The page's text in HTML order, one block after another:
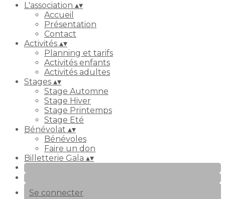
L'association ▴▾
Accueil
Présentation
Contact
Activités ▴▾
Planning et tarifs
Activités enfants
Activités adultes
Stages ▴▾
Stage Automne
Stage Hiver
Stage Printemps
Stage Eté
Bénévolat ▴▾
Bénévoles
Faire un don
Billetterie Gala ▴▾
Se connecter